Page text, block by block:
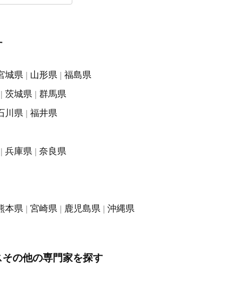
城県 山形県
福島県
茨城県
群馬県
川県
福井県
兵庫県
奈良県
本県 宮崎県 鹿児島県 沖縄県
の他の専門家を探す